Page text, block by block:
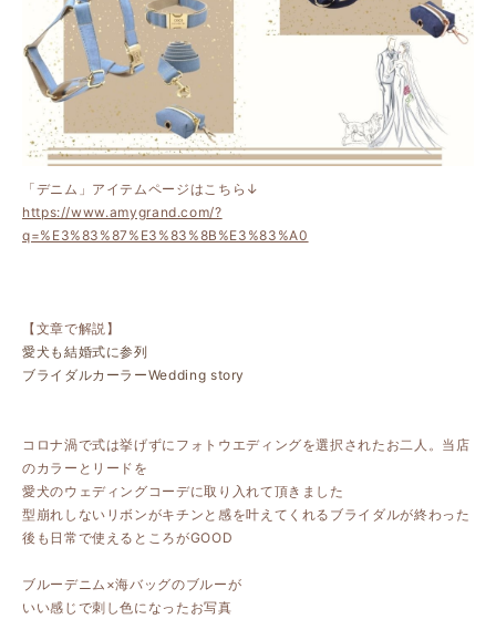
「デニム」アイテムページはこちら↓
https://www.amygrand.com/?
q=%E3%83%87%E3%83%8B%E3%83%A0
【文章で解説】
愛犬も結婚式に参列
ブライダルカーラーWedding story
コロナ渦で式は挙げずにフォトウエディングを選択されたお二人。当店
のカラーとリードを
愛犬のウェディングコーデに取り入れて頂きました
型崩れしないリボンがキチンと感を叶えてくれる ブライダルが終わった
後も日常で使えるところがGOOD
ブルーデニム×海バッグのブルーが
いい感じで刺し色になったお写真